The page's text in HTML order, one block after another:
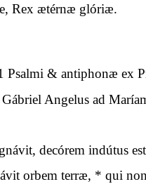
Rex ætérnæ glóriæ.
Psalmi & antiphonæ ex
Angelus ad
decórem indútus
orbem terræ, * qui